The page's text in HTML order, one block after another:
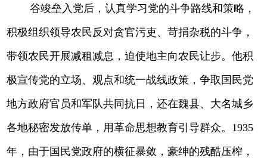
谷竣垒入党后，认真学习党的斗争路线和策略，
积极组织领导农民反对贪官污吏、苛捐杂税的斗争，
带领农民开展减租减息，迫使地主向农民让步。他积
极宣传党的立场、观点和统一战线政策，争取国民党
地方政府官员和军队共同抗日，还在魏县、大名城乡
各地秘密发放传单，用革命思想教育引导群众。1935
年，由于国民党政府的横征暴敛，豪绅的残酷压榨，